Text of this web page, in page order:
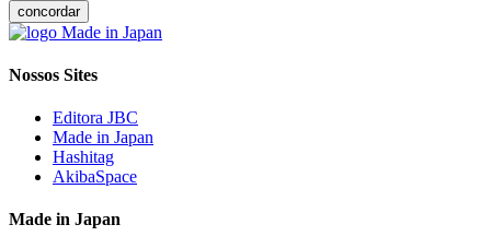
concordar
Nossos Sites
Editora JBC
Made in Japan
Hashitag
AkibaSpace
Made in Japan